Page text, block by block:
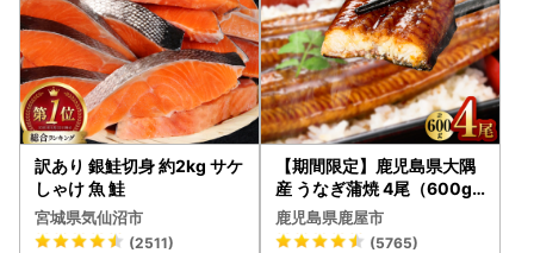
訳あり 銀鮭切身 約2kg サケ
しゃけ 魚 鮭
宮城県気仙沼市
(2511)
【期間限定】鹿児島県大隅
産 うなぎ蒲焼 4尾（600g
） KN007-004-04-cp18
うなぎ 鰻 魚 惣菜 総菜
鹿児島県鹿屋市
(5765)